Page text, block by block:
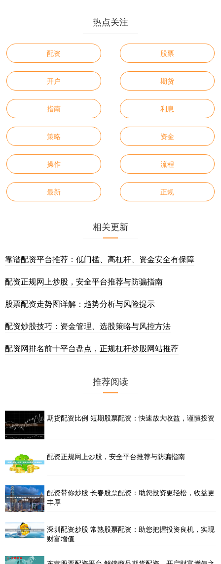
热点关注
配资 股票
开户 期货
指南 利息
策略 资金
操作 流程
最新 正规
相关更新
靠谱配资平台推荐：低门槛、高杠杆、资金安全有保障
配资正规网上炒股，安全平台推荐与防骗指南
股票配资走势图详解：趋势分析与风险提示
配资炒股技巧：资金管理、选股策略与风控方法
配资网排名前十平台盘点，正规杠杆炒股网站推荐
推荐阅读
期货配资比例 短期股票配资：快速放大收益，谨慎投资
配资正规网上炒股，安全平台推荐与防骗指南
配资带你炒股 长春股票配资：助您投资更轻松，收益更
丰厚
深圳配资炒股 常熟股票配资：助您把握投资良机，实现
财富增值